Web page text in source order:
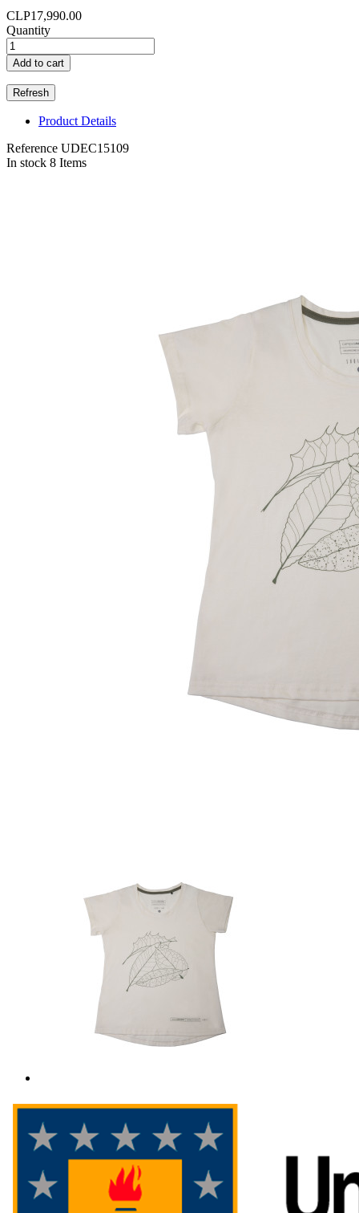
CLP17,990.00
Quantity
Add to cart
Product Details
Reference UDEC15109
In stock 8 Items